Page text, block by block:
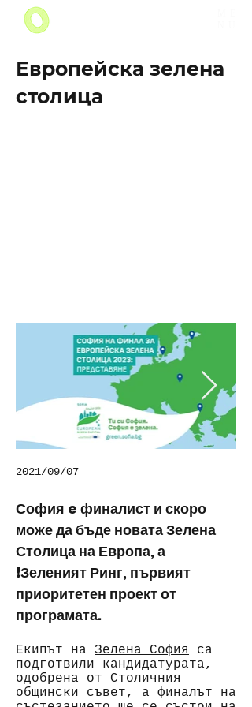
Европейска зелена
столица
2021/09/07
София e финалист и скоро
може да бъде новата Зелена
Столица на Европа, а
❗️Зеленият Ринг, първият
приоритетен проект от
програмата.
Екипът на Зелена София
са
подготвили кандидатурата,
одобрена от Столичния
общински съвет, а финалът на